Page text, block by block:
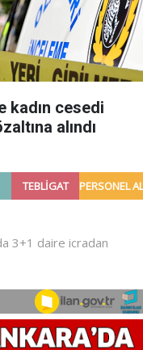
kadın cesedi
alındı